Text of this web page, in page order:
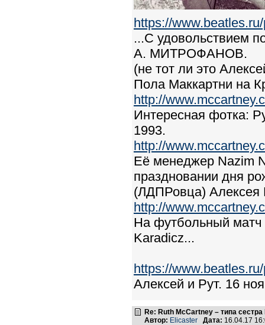
https://
...С удовольствием
А. МИТРОФАНОВ.
(не тот ли это
Пола Маккартни на
http://
Интересная фотка:
1993.
http://
Её менеджер Nazim
праздновании дня
(ЛДПРовца) Алексея
http://
На футбольный матч
Karadicz...
https://
Алексей и Рут. 16
Re: Ruth McCartney – типа сестра
Автор: Elicaster Дата: 16.04.17